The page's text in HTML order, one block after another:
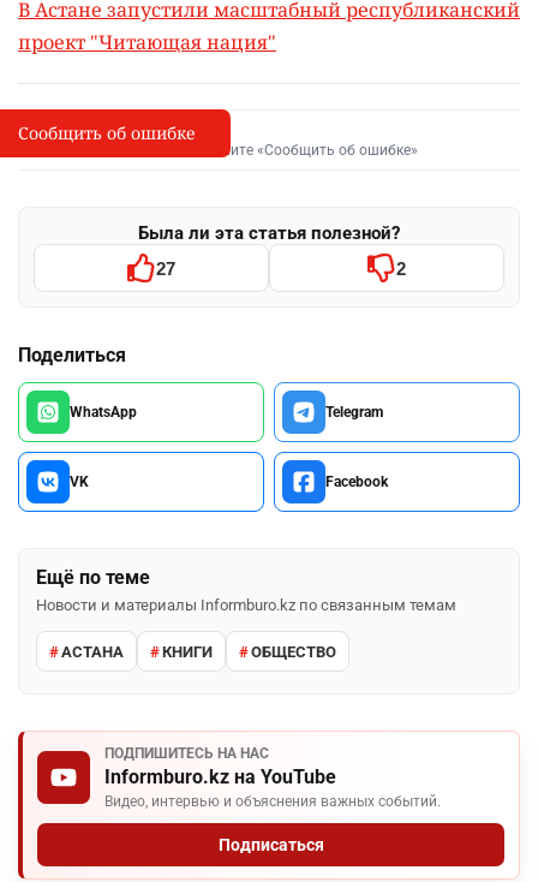
В Астане запустили масштабный республиканский
проект "Читающая нация"
I
Сообщить об опечатке
Выделите фрагмент и нажмите «Сообщить об ошибке»
Была ли эта статья полезной?
27 2
Поделиться
WhatsApp Telegram
VK Facebook
Ещё по теме
Новости и материалы Informburo.kz по связанным темам
АСТАНА КНИГИ ОБЩЕСТВО
ПОДПИШИТЕСЬ НА НАС
Informburo.kz на YouTube
Видео, интервью и объяснения важных событий.
Подписаться
Сообщить об ошибке